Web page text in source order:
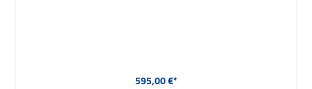
Regulärer Preis:
1.195,00 €*